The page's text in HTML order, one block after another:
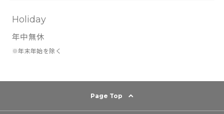
Holiday
年中無休
※年末年始を除く
Page Top